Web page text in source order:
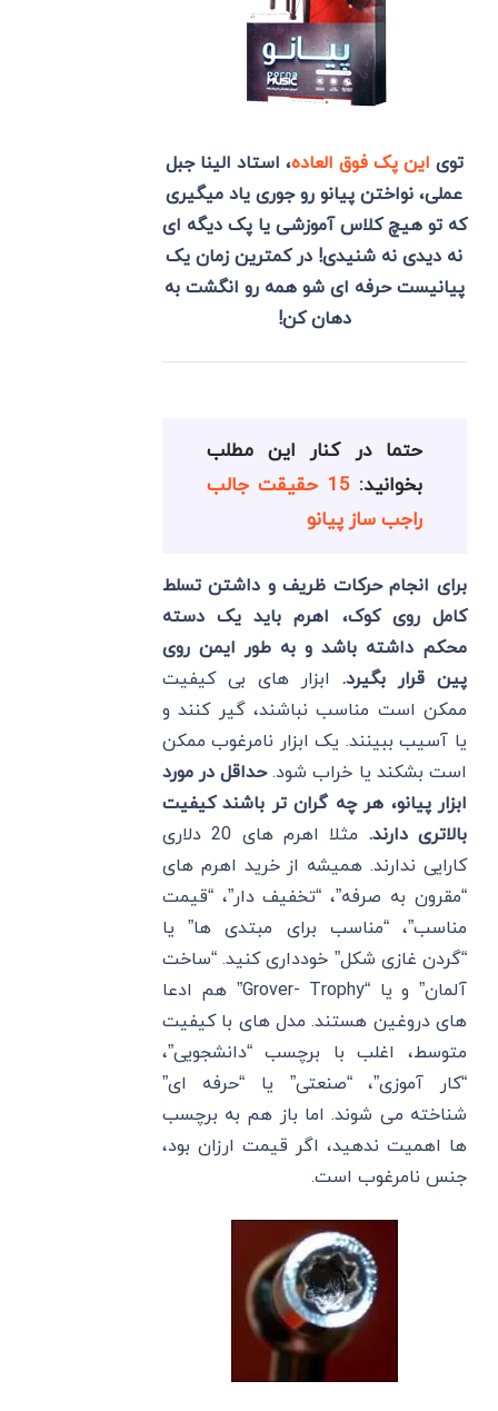
توی این پک فوق العاده، استاد الینا جبل
عملی، نواختن پیانو رو جوری یاد میگیری
که تو هیچ کلاس آموزشی یا پک دیگه ای
نه دیدی نه شنیدی! در کمترین زمان یک
پیانیست حرفه ای شو همه رو انگشت به
دهان کن!
حتما در کنار این مطلب
بخوانید:
15 حقیقت جالب
راجب ساز پیانو
برای انجام حرکات ظریف و داشتن تسلط
کامل روی کوک، اهرم باید یک دسته
محکم داشته باشد و به طور ایمن روی
پین قرار بگیرد. ابزار های بی کیفیت
ممکن است مناسب نباشند، گیر کنند و
یا آسیب ببینند. یک ابزار نامرغوب ممکن
است بشکند یا خراب شود.حداقل در مورد
ابزار پیانو، هر چه گران تر باشند کیفیت
بالاتری دارند.
مثلا اهرم های 20 دلاری
کارایی ندارند. همیشه از خرید اهرم های
“مقرون به صرفه”، “تخفیف دار”، “قیمت
مناسب”، “مناسب برای مبتدی ها” یا
“گردن غازی شکل” خودداری کنید. “ساخت
آلمان” و یا “Grover- Trophy” هم ادعا
های دروغین هستند. مدل های با کیفیت
متوسط، اغلب با برچسب “دانشجویی”،
“کار آموزی”، “صنعتی” یا “حرفه ای”
شناخته می شوند. اما باز هم به برچسب
ها اهمیت ندهید، اگر قیمت ارزان بود،
جنس نامرغوب است.